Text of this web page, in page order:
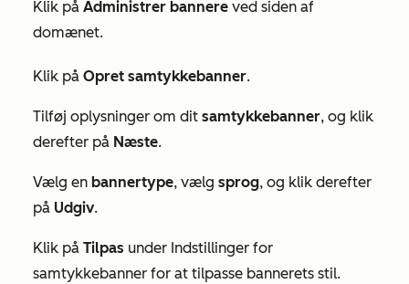
Klik på Administrer bannere ved siden af
domænet.
Klik på Opret samtykkebanner.
Tilføj oplysninger om dit samtykkebanner, og klik
derefter på Næste.
Vælg en bannertype, vælg sprog, og klik derefter
på Udgiv.
Klik på Tilpas under Indstillinger for
samtykkebanner for at tilpasse bannerets stil.